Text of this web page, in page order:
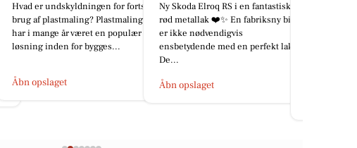
Ny Skoda Elroq RS i en fantastisk
rød metallak ❤️✨ En fabriksny bil
er ikke nødvendigvis
ensbetydende med en perfekt lak.
Åbn opslaget
Havedesign
Vi har fyldt Tulipa
selvbetjeningsbutik op her til
weekenden, med de smukkeste
sensommer buketter, planter,
blomster, værtind...